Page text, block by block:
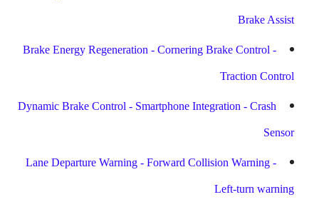
Brake Assist
Brake Energy Regeneration - Cornering Brake Control -
Traction Control
Dynamic Brake Control - Smartphone Integration - Crash
Sensor
Lane Departure Warning - Forward Collision Warning -
Left-turn warning